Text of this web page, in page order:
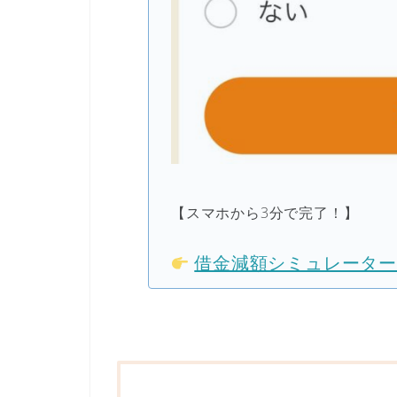
【スマホから3分で完了！】
借金減額シミュレーター